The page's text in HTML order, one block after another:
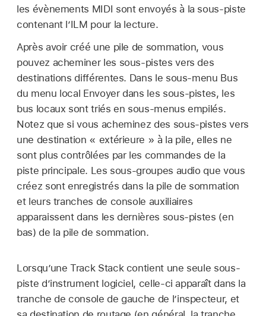
les évènements MIDI sont envoyés à la sous-piste
contenant l’ILM pour la lecture.
Après avoir créé une pile de sommation, vous
pouvez acheminer les sous-pistes vers des
destinations différentes. Dans le sous-menu Bus
du menu local Envoyer dans les sous-pistes, les
bus locaux sont triés en sous-menus empilés.
Notez que si vous acheminez des sous-pistes vers
une destination « extérieure » à la pile, elles ne
sont plus contrôlées par les commandes de la
piste principale. Les sous-groupes audio que vous
créez sont enregistrés dans la pile de sommation
et leurs tranches de console auxiliaires
apparaissent dans les dernières sous-pistes (en
bas) de la pile de sommation.
Lorsqu’une Track Stack contient une seule sous-
piste d’instrument logiciel, celle-ci apparaît dans la
tranche de console de gauche de l’inspecteur, et